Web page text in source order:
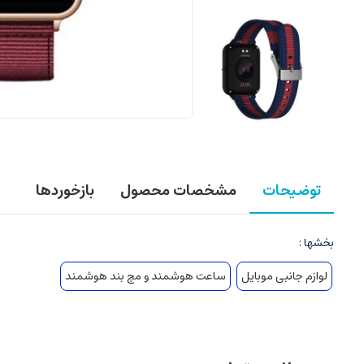
توضیحات مشخصات محصول بازخوردها
بخشها :
لوازم جانبی موبایل
ساعت هوشمند و مچ بند هوشمند